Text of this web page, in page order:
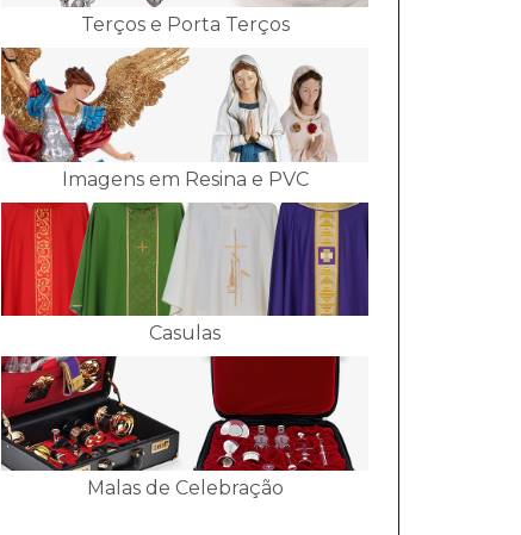
Terços e Porta Terços
Imagens em Resina e PVC
Casulas
Malas de Celebração